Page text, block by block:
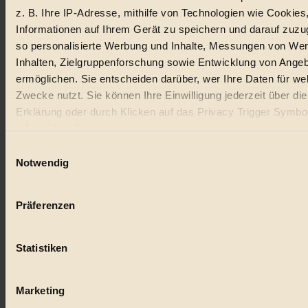
z. B. Ihre IP-Adresse, mithilfe von Technologien wie
Informationen auf Ihrem Gerät zu speichern und darauf
so personalisierte Werbung und Inhalte, Messungen von
Inhalten, Zielgruppenforschung sowie Entwicklung von
ermöglichen. Sie entscheiden darüber, wer Ihre Daten für
Zwecke nutzt. Sie können Ihre Einwilligung jederzeit über
Erklärung oder durch Klicken auf das Privacy Trigger
oder widerrufen
Wenn Sie es erlauben, würden wir auch gerne:
Ihr Gerät durch aktives Scannen nach bestimmten
Erfahren Sie mehr darüber, wie Ihre persönlichen Daten
Notwendig
Präferenzen
Statistiken
Marketing
Natur
kinderbuch
nachhaltig